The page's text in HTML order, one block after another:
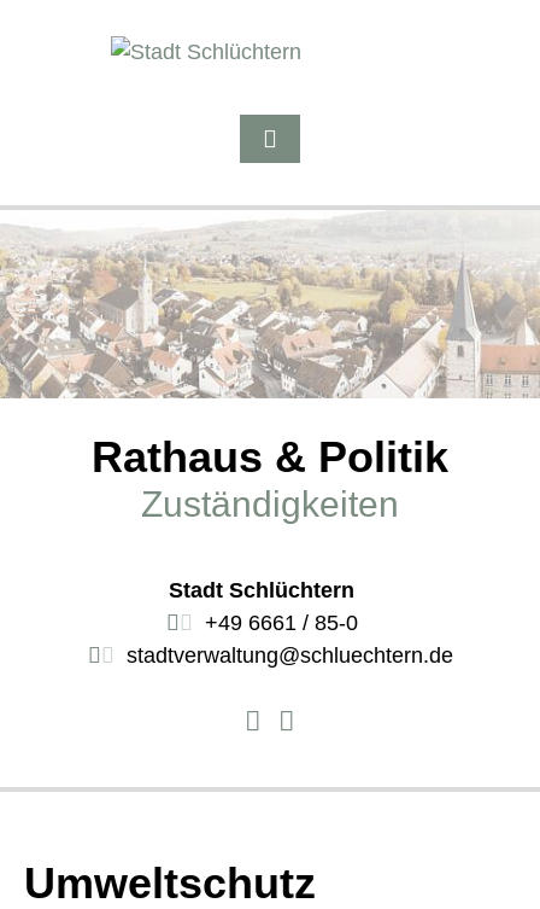
Rathaus & Politik
Zuständigkeiten
Stadt Schlüchtern
+49 6661 / 85-0
stadtverwaltung@schluechtern.de
Umweltschutz